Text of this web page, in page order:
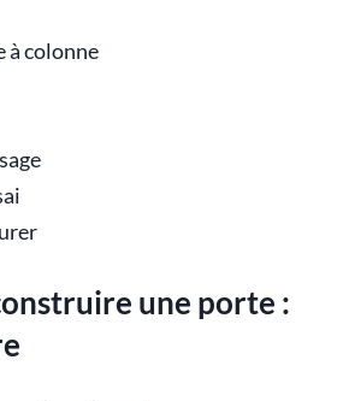
à colonne
une porte :